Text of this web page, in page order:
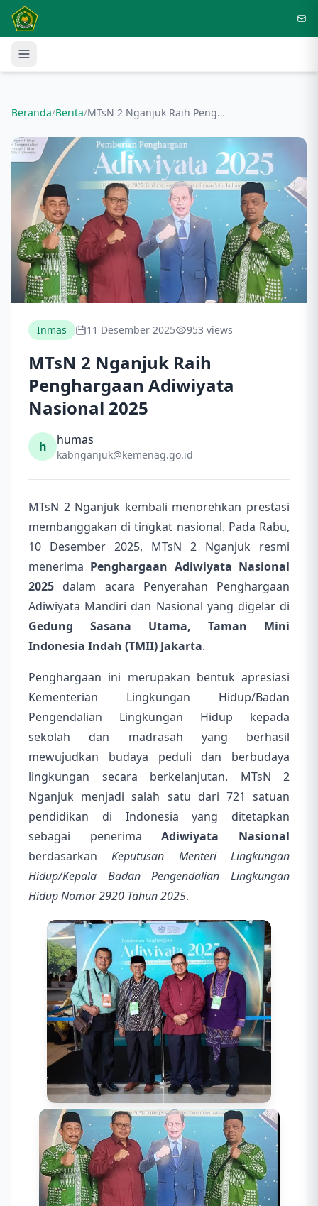
Langsung ke konten utama
Beranda/Berita/ MTsN 2 Nganjuk Raih Penghargaan Adiwiyata Nasional 2025
Inmas 11 Desember 2025 953 views
MTsN 2 Nganjuk Raih
Penghargaan Adiwiyata
Nasional 2025
h humas
kabnganjuk@kemenag.go.id
MTsN 2 Nganjuk kembali menorehkan prestasi
membanggakan di tingkat nasional. Pada Rabu,
10 Desember 2025, MTsN 2 Nganjuk resmi
menerima Penghargaan Adiwiyata Nasional
2025 dalam acara Penyerahan Penghargaan
Adiwiyata Mandiri dan Nasional yang digelar di
Gedung Sasana Utama, Taman Mini
Indonesia Indah (TMII) Jakarta.
Penghargaan ini merupakan bentuk apresiasi
Kementerian Lingkungan Hidup/Badan
Pengendalian Lingkungan Hidup kepada
sekolah dan madrasah yang berhasil
mewujudkan budaya peduli dan berbudaya
lingkungan secara berkelanjutan. MTsN 2
Nganjuk menjadi salah satu dari 721 satuan
pendidikan di Indonesia yang ditetapkan
sebagai penerimaAdiwiyata Nasional
berdasarkanKeputusan Menteri Lingkungan
Hidup/Kepala Badan Pengendalian Lingkungan
Hidup Nomor 2920 Tahun 2025.